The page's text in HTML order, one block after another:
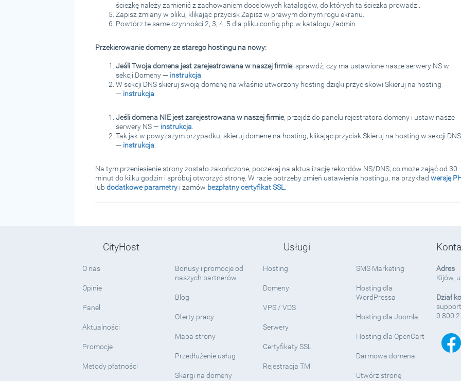
ścieżkę należy zamienić z zachowaniem docelowych katalogów, do których ta ścieżka prowadzi.
Zapisz zmiany w pliku, klikając przycisk Zapisz w prawym dolnym rogu ekranu.
Powtórz te same czynności 2, 3, 4, 5 dla pliku config.php w katalogu /admin.
Przekierowanie domeny ze starego hostingu na nowy:
Jeśli Twoja domena jest zarejestrowana w naszej firmie, sprawdź, czy ma ustawione nasze serwery NS w
sekcji Domeny — instrukcja
W sekcji DNS skieruj swoją domenę na właśnie utworzony hosting dzięki przyciskowi Skieruj na hosting
— instrukcja
Jeśli domena NIE jest zarejestrowana w naszej firmie, przejdź do panelu rejestratora domeny i ustaw nasze
serwery NS — instrukcja
Tak jak w powyższym przypadku, skieruj domenę na hosting, klikając przycisk Skieruj na hosting w sekcji DNS
— instrukcja
Na tym przeniesienie strony zostało zakończone, poczekaj na aktualizację rekordów NS/DNS, co może zająć od 30
minut do kilku godzin i spróbuj otworzyć stronę. W razie potrzeby zmień ustawienia hostingu, na przykład wersję
lub dodatkowe parametryi zamów bezpłatny certyfikat SSL.
CityHost
O nas
Opinie
Panel
Aktualności
Promocje
Metody płatności
Bonusy i promocje od
naszych partnerów
Blog
Oferty pracy
Mapa strony
Przedłużenie usług
Skargi na domeny
Usługi
Hosting
Domeny
VPS / VDS
Serwery
Certyfikaty SSL
Rejestracja TM
SMS Marketing
Hosting dla
WordPressa
Hosting dla Joomla
Hosting dla OpenCart
Darmowa domena
Utwórz stronę
Adres
Kijów,
Dział
0 800